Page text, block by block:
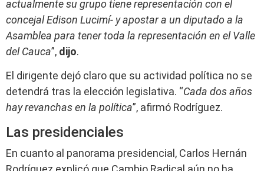
actualmente su grupo tiene representación con el
concejal Edison Lucimí- y apostar a un diputado a la
Asamblea para tener toda la representación en el Valle
del Cauca”, dijo.
El dirigente dejó claro que su actividad política no se
detendrá tras la elección legislativa. “Cada dos años
hay revanchas en la política”, afirmó Rodríguez.
Las presidenciales
En cuanto al panorama presidencial, Carlos Hernán